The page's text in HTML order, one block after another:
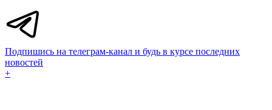
Подпишись на телеграм-канал и будь в курсе последних
новостей
+